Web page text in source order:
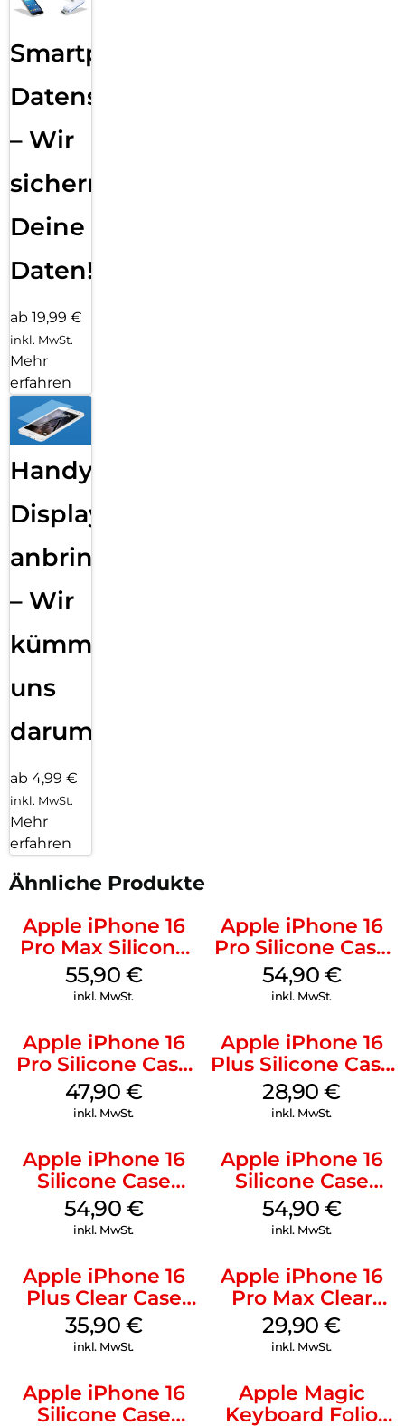
Smartphone
Datensicherung
– Wir
sichern
Deine
Daten!
ab 19,99 €
inkl. MwSt.
Mehr
erfahren
Handy
Displayfolie
anbringen
– Wir
kümmern
uns
darum!
ab 4,99 €
inkl. MwSt.
Mehr
erfahren
Ähnliche Produkte
Apple iPhone 16
Pro Max Silicone
Case MagSafe
Stone Gray
55,90 €
inkl. MwSt.
Apple iPhone 16
Pro Silicone Case
MagSafe Black
54,90 €
inkl. MwSt.
Apple iPhone 16
Pro Silicone Case
MagSafe Denim
47,90 €
inkl. MwSt.
Apple iPhone 16
Plus Silicone Case
MagSafe Black
28,90€
inkl. MwSt.
Apple iPhone 16
Silicone Case
MagSafe Black
54,90 €
inkl. MwSt.
Apple iPhone 16
Silicone Case
MagSafe Lake
Green
54,90 €
inkl. MwSt.
Apple iPhone 16
Plus Clear Case
MagSafe
Transparent
35,90 €
inkl. MwSt.
Apple iPhone 16
Pro Max Clear
Case MagSafe
Transparent
29,90€
inkl. MwSt.
Apple iPhone 16
Silicone Case
Apple Magic
Keyboard Folio